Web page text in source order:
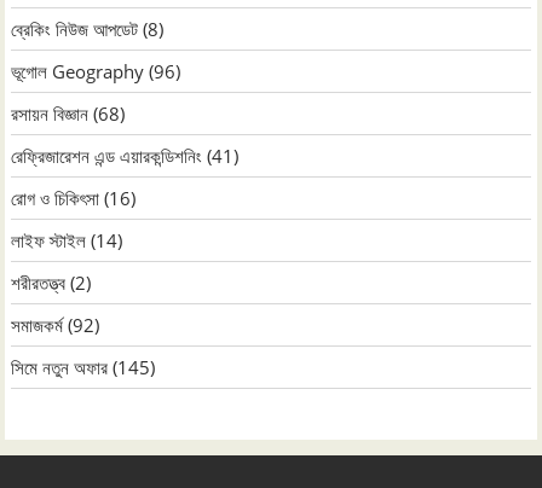
ব্রেকিং নিউজ আপডেট (8)
ভূগোল Geography (96)
রসায়ন বিজ্ঞান (68)
রেফ্রিজারেশন এন্ড এয়ারকন্ডিশনিং (41)
রোগ ও চিকিৎসা (16)
লাইফ স্টাইল (14)
শরীরতত্ত্ব (2)
সমাজকর্ম(92)
সিমে নতুন ‍অফার (145)